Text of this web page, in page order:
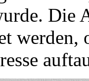
Die
werden,